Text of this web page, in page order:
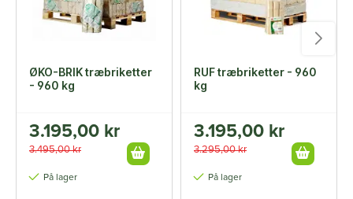
ØKO-BRIK træbriketter
- 960 kg
3.195,00 kr
3.495,00 kr
På lager
RUF træbriketter - 960
kg
3.195,00 kr
3.295,00 kr
På lager